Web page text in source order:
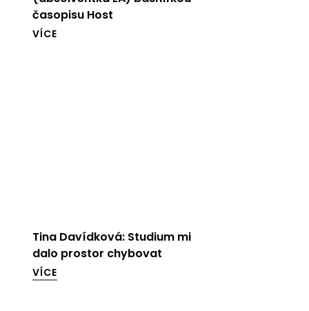
časopisu Host
VÍCE
Tina Davídková: Studium mi
dalo prostor chybovat
VÍCE